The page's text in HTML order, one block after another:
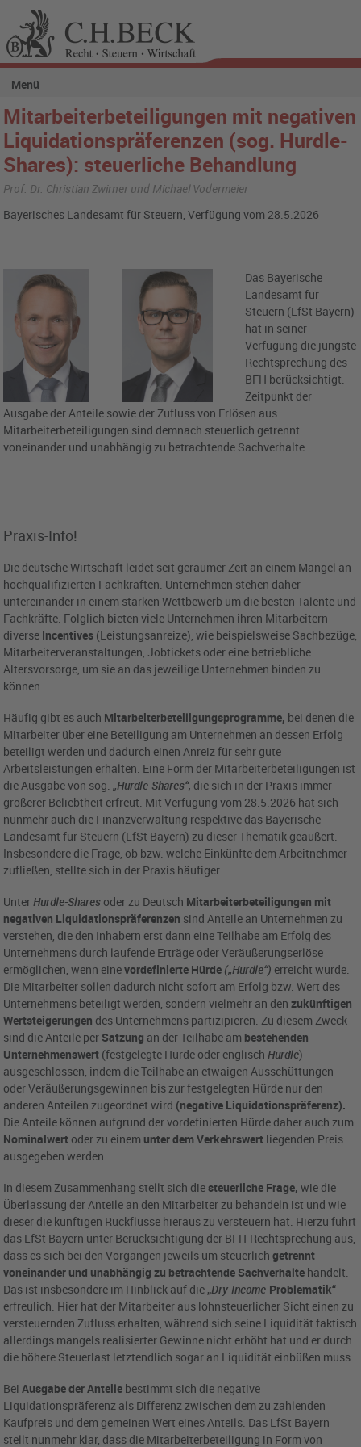
Menü
Mitarbeiterbeteiligungen mit negativen
Liquidationspräferenzen (sog. Hurdle-
Shares): steuerliche Behandlung
Prof. Dr. Christian Zwirner und Michael Vodermeier
Bayerisches Landesamt für Steuern, Verfügung vom 28.5.2026
Das Bayerische
Landesamt für
Steuern (LfSt Bayern)
hat in seiner
Verfügung die jüngste
Rechtsprechung des
BFH berücksichtigt.
Zeitpunkt der
Ausgabe der Anteile sowie der Zufluss von Erlösen aus
Mitarbeiterbeteiligungen sind demnach steuerlich getrennt
voneinander und unabhängig zu betrachtende Sachverhalte.
Praxis-Info!
Die deutsche Wirtschaft leidet seit geraumer Zeit an einem Mangel an
hochqualifizierten Fachkräften. Unternehmen stehen daher
untereinander in einem starken Wettbewerb um die besten Talente und
Fachkräfte. Folglich bieten viele Unternehmen ihren Mitarbeitern
diverse Incentives (Leistungsanreize), wie beispielsweise Sachbezüge,
Mitarbeiterveranstaltungen, Jobtickets oder eine betriebliche
Altersvorsorge, um sie an das jeweilige Unternehmen binden zu
können.
Häufig gibt es auch Mitarbeiterbeteiligungsprogramme, bei denen die
Mitarbeiter über eine Beteiligung am Unternehmen an dessen Erfolg
beteiligt werden und dadurch einen Anreiz für sehr gute
Arbeitsleistungen erhalten. Eine Form der Mitarbeiterbeteiligungen ist
die Ausgabe von sog.„Hurdle-Shares“, die sich in der Praxis immer
größerer Beliebtheit erfreut. Mit Verfügung vom 28.5.2026 hat sich
nunmehr auch die Finanzverwaltung respektive das Bayerische
Landesamt für Steuern (LfSt Bayern) zu dieser Thematik geäußert.
Insbesondere die Frage, ob bzw. welche Einkünfte dem Arbeitnehmer
zufließen, stellte sich in der Praxis häufiger.
UnterHurdle-Shares oder zu Deutsch Mitarbeiterbeteiligungen mit
negativen Liquidationspräferenzen sind Anteile an Unternehmen zu
verstehen, die den Inhabern erst dann eine Teilhabe am Erfolg des
Unternehmens durch laufende Erträge oder Veräußerungserlöse
ermöglichen, wenn einevordefinierte Hürde („Hurdle“) erreicht wurde.
Die Mitarbeiter sollen dadurch nicht sofort am Erfolg bzw. Wert des
Unternehmens beteiligt werden, sondern vielmehr an denzukünftigen
Wertsteigerungen des Unternehmens partizipieren. Zu diesem Zweck
sind die Anteile per Satzung an der Teilhabe am bestehenden
Unternehmenswert (festgelegte Hürde oder englischHurdle)
ausgeschlossen, indem die Teilhabe an etwaigen Ausschüttungen
oder Veräußerungsgewinnen bis zur festgelegten Hürde nur den
anderen Anteilen zugeordnet wird (negative Liquidationspräferenz).
Die Anteile können aufgrund der vordefinierten Hürde daher auch zum
Nominalwert oder zu einem unter dem Verkehrswert liegenden Preis
ausgegeben werden.
In diesem Zusammenhang stellt sich diesteuerliche Frage, wie die
Überlassung der Anteile an den Mitarbeiter zu behandeln ist und wie
dieser die künftigen Rückflüsse hieraus zu versteuern hat. Hierzu führt
das LfSt Bayern unter Berücksichtigung der BFH-Rechtsprechung aus,
dass es sich bei den Vorgängen jeweils um steuerlichgetrennt
voneinander und unabhängig zu betrachtende Sachverhalte handelt.
Das ist insbesondere im Hinblick auf die „Dry-Income-Problematik“
erfreulich. Hier hat der Mitarbeiter aus lohnsteuerlicher Sicht einen zu
versteuernden Zufluss erhalten, während sich seine Liquidität faktisch
allerdings mangels realisierter Gewinne nicht erhöht hat und er durch
die höhere Steuerlast letztendlich sogar an Liquidität einbüßen muss.
BeiAusgabe der Anteile bestimmt sich die negative
Liquidationspräferenz als Differenz zwischen dem zu zahlenden
Kaufpreis und dem gemeinen Wert eines Anteils. Das LfSt Bayern
stellt nunmehr klar, dass die Mitarbeiterbeteiligung in Form von